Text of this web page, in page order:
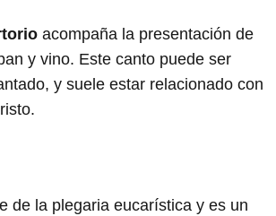
acompaña la presentación de
y vino. Este canto puede ser
y suele estar relacionado con
de la plegaria eucarística y es un